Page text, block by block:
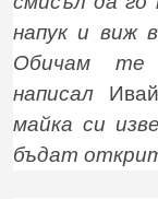
напук и виж
Обичам те
написал
майка си
бъдат